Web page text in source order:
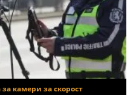
камери за скорост